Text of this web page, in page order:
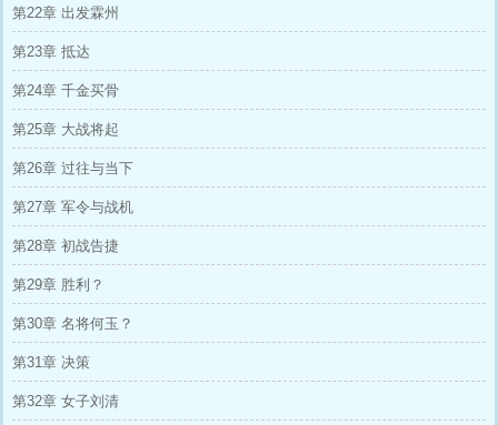
第22章 出发霖州
第23章 抵达
第24章 千金买骨
第25章 大战将起
第26章 过往与当下
第27章 军令与战机
第28章 初战告捷
第29章 胜利？
第30章 名将何玉？
第31章 决策
第32章 女子刘清